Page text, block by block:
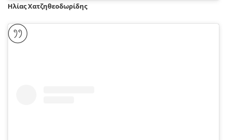
Ηλίας Χατζηθεοδωρίδης